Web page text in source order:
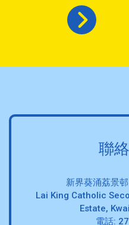
聯
新界葵涌荔景
Lai King Catholic
Estate,
電話: